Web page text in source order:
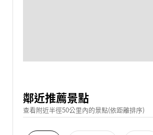
鄰近推薦景點
查看附近半徑50公里內的景點(依距離排序)